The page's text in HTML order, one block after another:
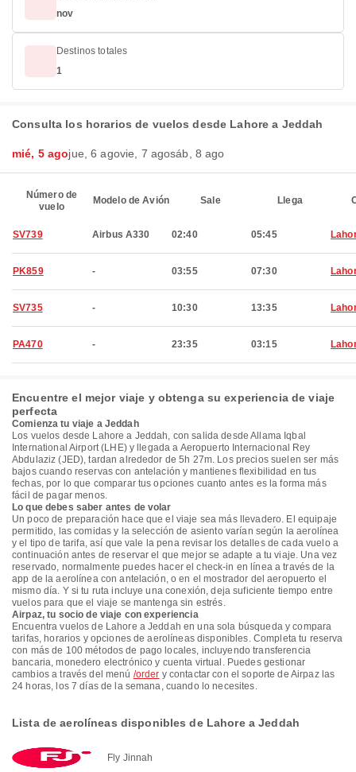
nov
Destinos totales
1
Consulta los horarios de vuelos desde Lahore a Jeddah
mié, 5 agojue, 6 agovie, 7 agosáb, 8 ago
Número de
vuelo
Modelo de Avión Sale Llega
SV739 Airbus A330 02:40 05:45
PK859 - 03:55 07:30
SV735 - 10:30 13:35
PA470 - 23:35 03:15
Encuentre el mejor viaje y obtenga su experiencia de viaje
perfecta
Comienza tu viaje a Jeddah
Los vuelos desde Lahore a Jeddah, con salida desde Allama Iqbal
International Airport (LHE) y llegada a Aeropuerto Internacional Rey
Abdulaziz (JED), tardan alrededor de 5h 27m. Los precios suelen ser más
bajos cuando reservas con antelación y mantienes flexibilidad en tus
fechas, por lo que comparar tus opciones cuanto antes es la forma más
fácil de pagar menos.
Lo que debes saber antes de volar
Un poco de preparación hace que el viaje sea más llevadero. El equipaje
permitido, las comidas y la selección de asiento varían según la aerolínea
y el tipo de tarifa, así que vale la pena revisar los detalles de cada vuelo a
continuación antes de reservar el que mejor se adapte a tu viaje. Una vez
reservado, normalmente puedes hacer el check-in en línea a través de la
app de la aerolínea con antelación, o en el mostrador del aeropuerto el
mismo día. Y si tu ruta incluye una conexión, deja suficiente tiempo entre
vuelos para que el viaje se mantenga sin estrés.
Airpaz, tu socio de viaje con experiencia
Encuentra vuelos de Lahore a Jeddah en una sola búsqueda y compara
tarifas, horarios y opciones de aerolíneas disponibles. Completa tu reserva
con más de 100 métodos de pago locales, incluyendo transferencia
bancaria, monedero electrónico y cuenta virtual. Puedes gestionar
cambios a través del menú /order y contactar con el soporte de Airpaz las
24 horas, los 7 días de la semana, cuando lo necesites.
Lista de aerolíneas disponibles de Lahore a Jeddah
Fly Jinnah